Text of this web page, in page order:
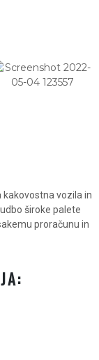
vozila in
široke palete
proračunu in